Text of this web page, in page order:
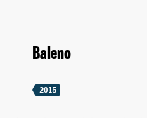
Baleno
2015